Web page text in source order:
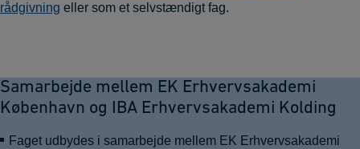
rådgivning eller som et selvstændigt fag.
Samarbejde mellem EK Erhvervsakademi
København og IBA Erhvervsakademi Kolding
Faget udbydes i samarbejde mellem EK Erhvervsakademi